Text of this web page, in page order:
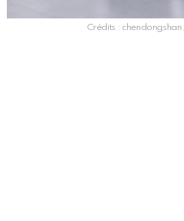
Crédits : chendongshan